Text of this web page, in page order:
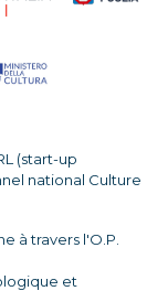
(start-up
national Culture
à travers l'O.P.
et